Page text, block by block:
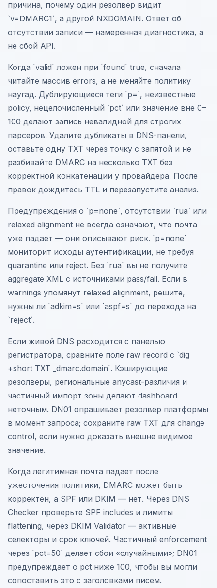
причина, почему один резолвер видит
`v=DMARC1`, а другой NXDOMAIN. Ответ об
отсутствии записи — намеренная диагностика, а
не сбой API.
Когда `valid` ложен при `found` true, сначала
читайте массив errors, а не меняйте политику
наугад. Дублирующиеся теги `p=`, неизвестные
policy, нецелочисленный `pct` или значение вне 0–
100 делают запись невалидной для строгих
парсеров. Удалите дубликаты в DNS-панели,
оставьте одну TXT через точку с запятой и не
разбивайте DMARC на несколько TXT без
корректной конкатенации у провайдера. После
правок дождитесь TTL и перезапустите анализ.
Предупреждения о `p=none`, отсутствии `rua` или
relaxed alignment не всегда означают, что почта
уже падает — они описывают риск. `p=none`
мониторит исходы аутентификации, не требуя
quarantine или reject. Без `rua` вы не получите
aggregate XML с источниками pass/fail. Если в
warnings упомянут relaxed alignment, решите,
нужны ли `adkim=s` или `aspf=s` до перехода на
`reject`.
Если живой DNS расходится с панелью
регистратора, сравните поле raw record с `dig
+short TXT _dmarc.domain`. Кэширующие
резолверы, региональные anycast-различия и
частичный импорт зоны делают dashboard
неточным. DN01 опрашивает резолвер платформы
в момент запроса; сохраните raw TXT для change
control, если нужно доказать внешне видимое
значение.
Когда легитимная почта падает после
ужесточения политики, DMARC может быть
корректен, а SPF или DKIM — нет. Через DNS
Checker проверьте SPF includes и лимиты
flattening, через DKIM Validator — активные
селекторы и срок ключей. Частичный enforcement
через `pct=50` делает сбои «случайными»; DN01
предупреждает о pct ниже 100, чтобы вы могли
сопоставить это с заголовками писем.